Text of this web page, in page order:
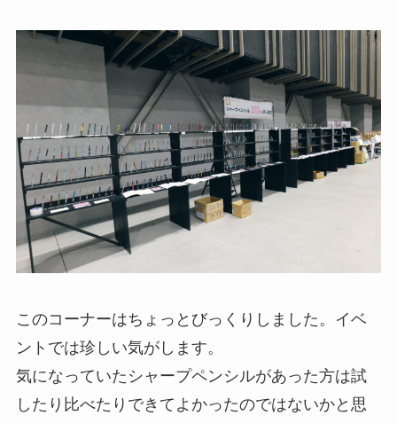
このコーナーはちょっとびっくりしました。イベ
ントでは珍しい気がします。
気になっていたシャープペンシルがあった方は試
したり比べたりできてよかったのではないかと思